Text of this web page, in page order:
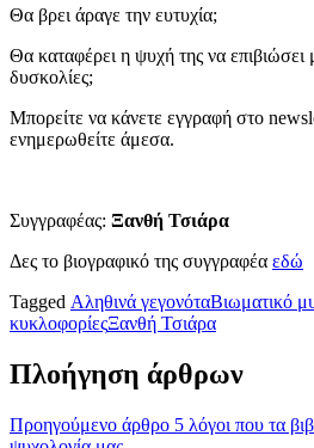
Θα βρει άραγε την ευτυχία;
Θα καταφέρει η ψυχή της να επιβιώσει
δυσκολίες;
Μπορείτε να κάνετε εγγραφή στο
ενημερωθείτε άμεσα.
Συγγραφέας: Ξανθή Τσιάρα
Δες το βιογραφικό της συγγραφέα εδώ
Tagged Αληθινά γεγονόταΒιωματικό
κυκλοφορίεςΞανθή Τσιάρα
Πλοήγηση άρθρων
Προηγούμενο άρθρο 5 λόγοι που τα